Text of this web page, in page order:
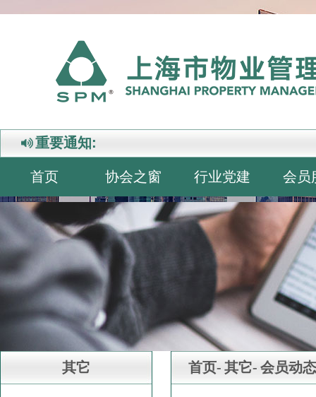
重要通知:
首页 协会之窗 行业党建 会员
其它 首页- 其它- 会员动态